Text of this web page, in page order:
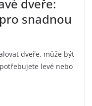
dveře:
snadnou
dveře, může být
levé nebo